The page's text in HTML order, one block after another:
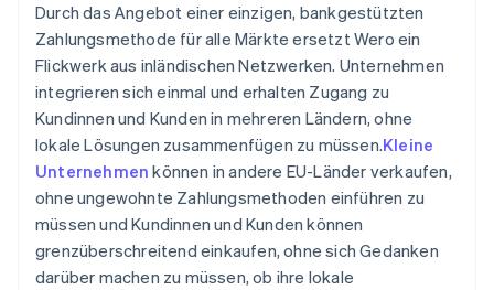
Durch das Angebot einer einzigen, bankgestützten
Zahlungsmethode für alle Märkte ersetzt Wero ein
Flickwerk aus inländischen Netzwerken. Unternehmen
integrieren sich einmal und erhalten Zugang zu
Kundinnen und Kunden in mehreren Ländern, ohne
lokale Lösungen zusammenfügen zu müssen.Kleine
Unternehmen können in andere EU-Länder verkaufen,
ohne ungewohnte Zahlungsmethoden einführen zu
müssen und Kundinnen und Kunden können
grenzüberschreitend einkaufen, ohne sich Gedanken
darüber machen zu müssen, ob ihre lokale